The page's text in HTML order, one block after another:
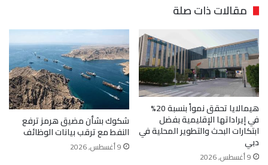
مقالات ذات صلة
هيمالايا تحقق نمواً بنسبة 20%
في إيراداتها الإقليمية بفضل
ابتكارات البحث والتطوير المحلية في
دبي
9 أغسطس, 2026
شكوك بشأن مضيق هرمز ترفع
النفط مع ترقب بيانات الوظائف
9 أغسطس, 2026